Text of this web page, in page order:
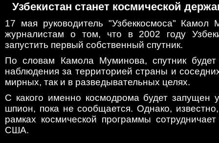
Узбекистан станет космической
17 мая руководитель "Узбеккосмоса" Камол
журналистам о том, что в 2002 году
запустить первый собственный спутник.
По словам Камола Муминова, спутник будет
наблюдения за территорией страны и
мирных, так и в разведывательных целях.
С какого именно космодрома будет запущен
шпион, пока не сообщается. Однако,
рамках космической программы
США.